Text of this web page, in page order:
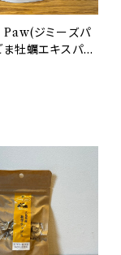
ジミーズパ
牡蠣エキスパウ
酸菌生産物質